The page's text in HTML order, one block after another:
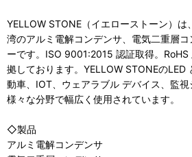
YELLOW STONE（イエローストーン）は
湾のアルミ電解コンデンサ、電気二重層
ーです。ISO 9001:2015 認証取得。RoHS
拠しております。YELLOW STONEのLED
動車、IOT、ウェアラブル デバイス、監視
様々な分野で幅広く使用されています。
◇製品
アルミ電解コンデンサ